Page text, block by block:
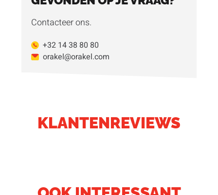
Contacteer ons.
+32 14 38 80 80
orakel@orakel.com
KLANTENREVIEWS